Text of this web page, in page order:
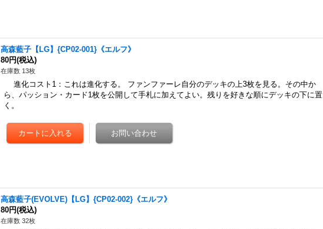
高森藍子【LG】{CP02-001}《エルフ》
80円(税込)
在庫数 13枚
進化コスト1：これは進化する。 ファンファーレ自分のデッキの上3枚を見る。その中か
ら、パッション・カード1枚を公開して手札に加えてよい。残りを好きな順にデッキの下に置
く。
高森藍子(EVOLVE)【LG】{CP02-002}《エルフ》
80円(税込)
在庫数 32枚